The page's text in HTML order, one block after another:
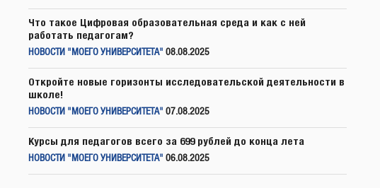
Что такое Цифровая образовательная среда и как с ней
работать педагогам?
НОВОСТИ "МОЕГО УНИВЕРСИТЕТА" 08.08.2025
Откройте новые горизонты исследовательской деятельности в
школе!
НОВОСТИ "МОЕГО УНИВЕРСИТЕТА" 07.08.2025
Курсы для педагогов всего за 699 рублей до конца лета
НОВОСТИ "МОЕГО УНИВЕРСИТЕТА" 06.08.2025